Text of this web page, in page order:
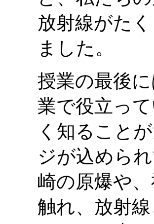
放射線がた
ました。
授業の最後
業で役立っ
く知ること
ジが込めら
崎の原爆や
触れ、放射